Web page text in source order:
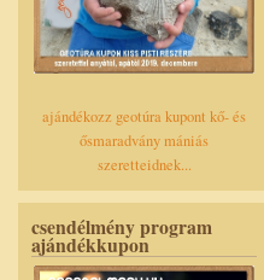
ajándékozz geotúra kupont kő- és
ősmaradvány mániás
szeretteidnek...
csendélmény program
ajándékkupon